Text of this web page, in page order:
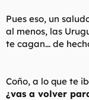
Pues eso, un
al menos, las
te cagan... de
Coño, a lo que te
¿vas a volver